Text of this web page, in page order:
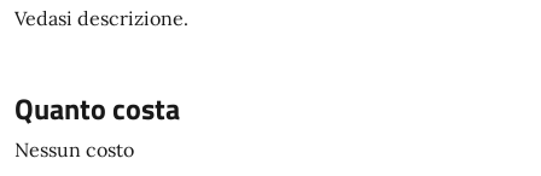
Vedasi descrizione.
Quanto costa
Nessun costo